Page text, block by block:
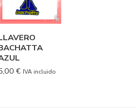
€ IVA incluido